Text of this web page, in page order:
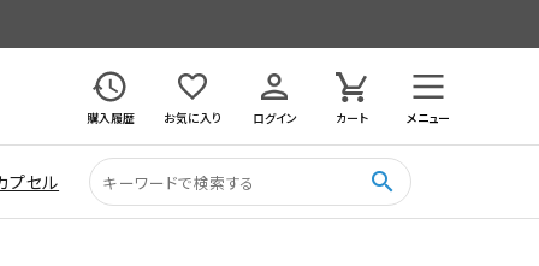
購入履歴
お気に入り ログイン カート メニュー
プセル search